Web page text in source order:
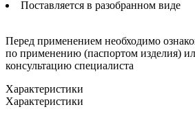
Поставляется в разобранном виде
Перед применением необходимо
по применению (паспортом изделия)
консультацию специалиста
Характеристики
Характеристики